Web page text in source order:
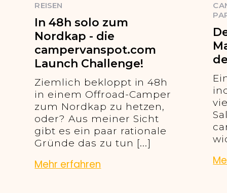
REISEN
In 48h solo zum
Nordkap - die
campervanspot.com
Launch Challenge!
Ziemlich bekloppt in 48h
in einem Offroad-Camper
zum Nordkap zu hetzen,
oder? Aus meiner Sicht
gibt es ein paar rationale
Gründe das zu tun [...]
Mehr erfahren